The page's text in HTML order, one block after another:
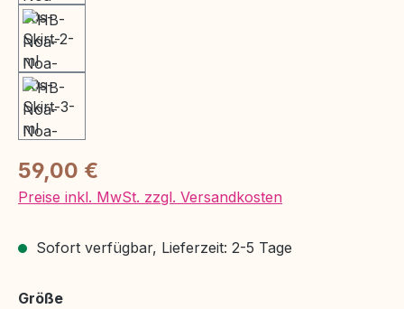
Regulärer Preis:
59,00 €
Preise inkl. MwSt. zzgl. Versandkosten
Sofort verfügbar, Lieferzeit: 2-5 Tage
Größeauswählen